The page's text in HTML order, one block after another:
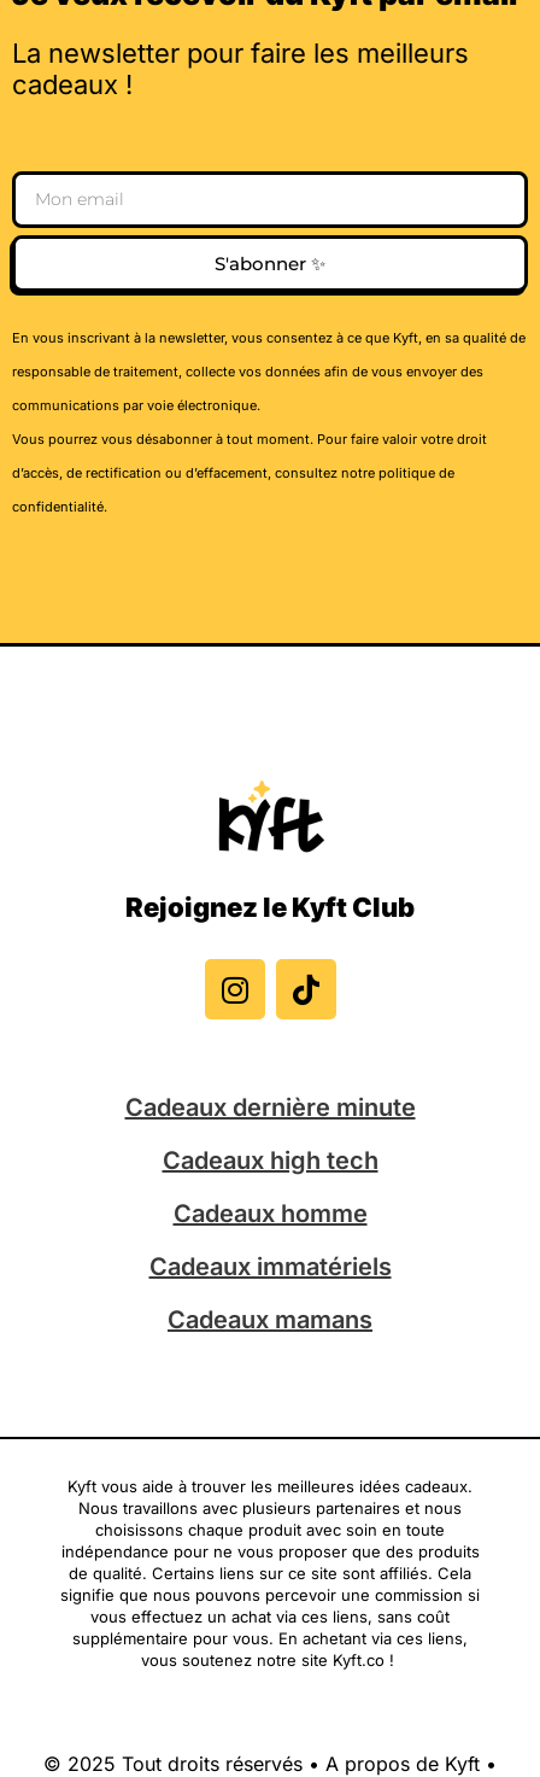
La newsletter pour faire les meilleurs
cadeaux !
Email
S'abonner ✨
En vous inscrivant à la newsletter, vous consentez à ce que Kyft, en sa qualité de
responsable de traitement, collecte vos données afin de vous envoyer des
communications par voie électronique.
Vous pourrez vous désabonner à tout moment. Pour faire valoir votre droit
d’accès, de rectification ou d’effacement, consultez notre politique de
confidentialité.
Rejoignez le Kyft Club
n
s
t
r
a
m
i
k
t
Cadeaux dernière minute
Cadeaux high tech
Cadeaux homme
Cadeaux immatériels
Cadeaux mamans
Kyft vous aide à trouver les meilleures idées cadeaux.
Nous travaillons avec plusieurs partenaires et nous
choisissons chaque produit avec soin en toute
indépendance pour ne vous proposer que des produits
de qualité. Certains liens sur ce site sont affiliés. Cela
signifie que nous pouvons percevoir une commission si
vous effectuez un achat via ces liens, sans coût
supplémentaire pour vous. En achetant via ces liens,
vous soutenez notre site Kyft.co !
© 2025 Tout droits réservés • A propos de Kyft •